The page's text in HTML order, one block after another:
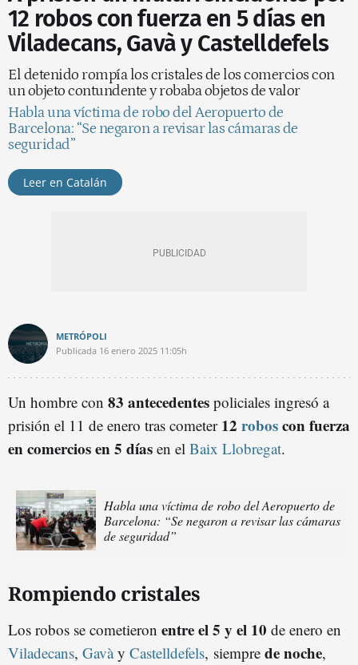
12 robos con fuerza en 5 días en
Viladecans, Gavà y Castelldefels
El detenido rompía los cristales de los comercios con
un objeto contundente y robaba objetos de valor
Habla una víctima de robo del Aeropuerto de
Barcelona: “Se negaron a revisar las cámaras de
seguridad”
Leer en Catalán
METRÓPOLI
Publicada 16 enero 2025 11:05h
Un hombre con 83 antecedentes policiales ingresó a
prisión el 11 de enero tras cometer 12 roboscon fuerza
en comercios en 5 días en el Baix Llobregat.
Habla una víctima de robo del Aeropuerto de
Barcelona: “Se negaron a revisar las cámaras
de seguridad”
Rompiendo cristales
Los robos se cometieron entre el 5 y el 10 de enero en
Viladecans, Gavày Castelldefels, siempre de noche,